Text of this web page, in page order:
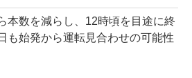
本数を減らし、12時頃を目途に終
も始発から運転見合わせの可能性